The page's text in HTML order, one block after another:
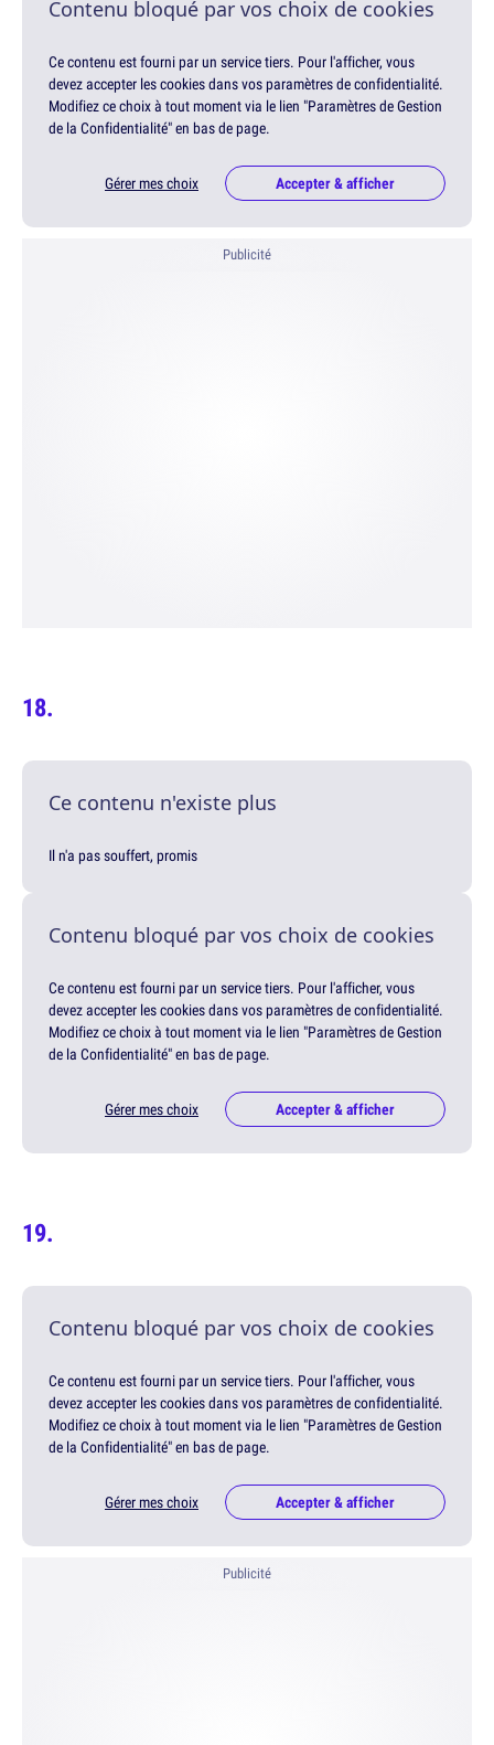
Contenu bloqué par vos choix de cookies
Ce contenu est fourni par un service tiers. Pour l'afficher, vous
devez accepter les cookies dans vos paramètres de confidentialité.
Modifiez ce choix à tout moment via le lien "Paramètres de Gestion
de la Confidentialité" en bas de page.
Gérer mes choix Accepter & afficher
Publicité
Ce contenu n'existe plus
Il n'a pas souffert, promis
Contenu bloqué par vos choix de cookies
Ce contenu est fourni par un service tiers. Pour l'afficher, vous
devez accepter les cookies dans vos paramètres de confidentialité.
Modifiez ce choix à tout moment via le lien "Paramètres de Gestion
de la Confidentialité" en bas de page.
Gérer mes choix Accepter & afficher
Contenu bloqué par vos choix de cookies
Ce contenu est fourni par un service tiers. Pour l'afficher, vous
devez accepter les cookies dans vos paramètres de confidentialité.
Modifiez ce choix à tout moment via le lien "Paramètres de Gestion
de la Confidentialité" en bas de page.
Gérer mes choix Accepter & afficher
Publicité